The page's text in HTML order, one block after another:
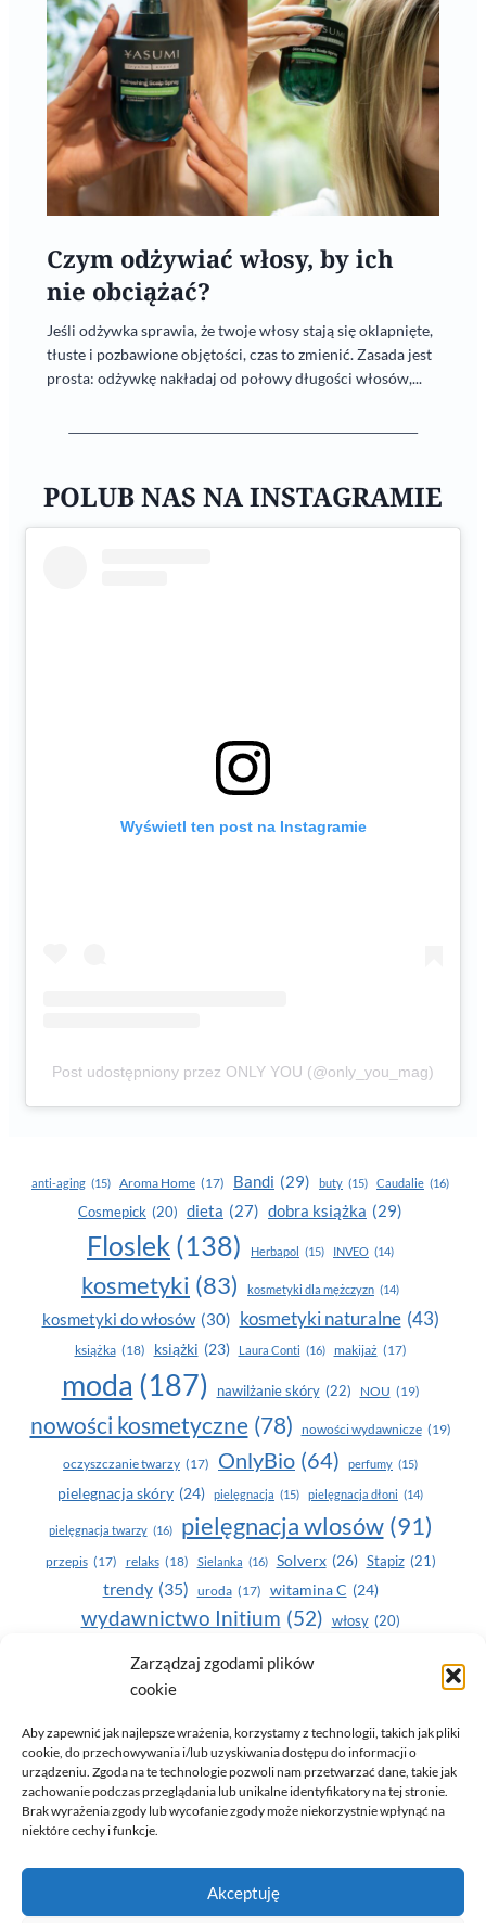
Zarządzaj zgodami plików
cookie
Aby zapewnić jak najlepsze wrażenia, korzystamy z technologii, takich jak pliki
cookie, do przechowywania i/lub uzyskiwania dostępu do informacji o
urządzeniu. Zgoda na te technologie pozwoli nam przetwarzać dane, takie jak
zachowanie podczas przeglądania lub unikalne identyfikatory na tej stronie.
Brak wyrażenia zgody lub wycofanie zgody może niekorzystnie wpłynąć na
niektóre cechy i funkcje.
Akceptuję
Czym odżywiać włosy, by ich
nie obciążać?
Jeśli odżywka sprawia, że twoje włosy stają się oklapnięte,
tłuste i pozbawione objętości, czas to zmienić. Zasada jest
prosta: odżywkę nakładaj od połowy długości włosów,...
POLUB NAS NA INSTAGRAMIE
Wyświetl ten post na Instagramie
Post udostępniony przez ONLY YOU (@only_you_mag)
anti-aging (15) Aroma Home (17) Bandi (29) buty (15) Caudalie (16)
Cosmepick (20) dieta (27) dobra książka (29)
Floslek (138) Herbapol (15) INVEO (14)
kosmetyki (83) kosmetyki dla mężczyzn (14)
kosmetyki do włosów (30) kosmetyki naturalne (43)
książka (18) książki (23) Laura Conti (16) makijaż (17)
moda (187) nawilżanie skóry (22) NOU (19)
nowości kosmetyczne (78) nowości wydawnicze (19)
oczyszczanie twarzy (17) OnlyBio (64) perfumy (15)
pielegnacja skóry (24) pielęgnacja (15) pielęgnacja dłoni (14)
pielęgnacja twarzy (16) pielęgnacja wlosów (91)
przepis (17) relaks (18) Sielanka (16) Solverx (26) Stapiz (21)
trendy (35) uroda (17) witamina C (24)
wydawnictwo Initium (52) włosy (20)
Yasumi(164) zdrowe zęby
zdrowie
© 2026 Only You - portal dla kobiet (uroda, moda, zdrowie)
opracowanie:AZDOBRESTRONY